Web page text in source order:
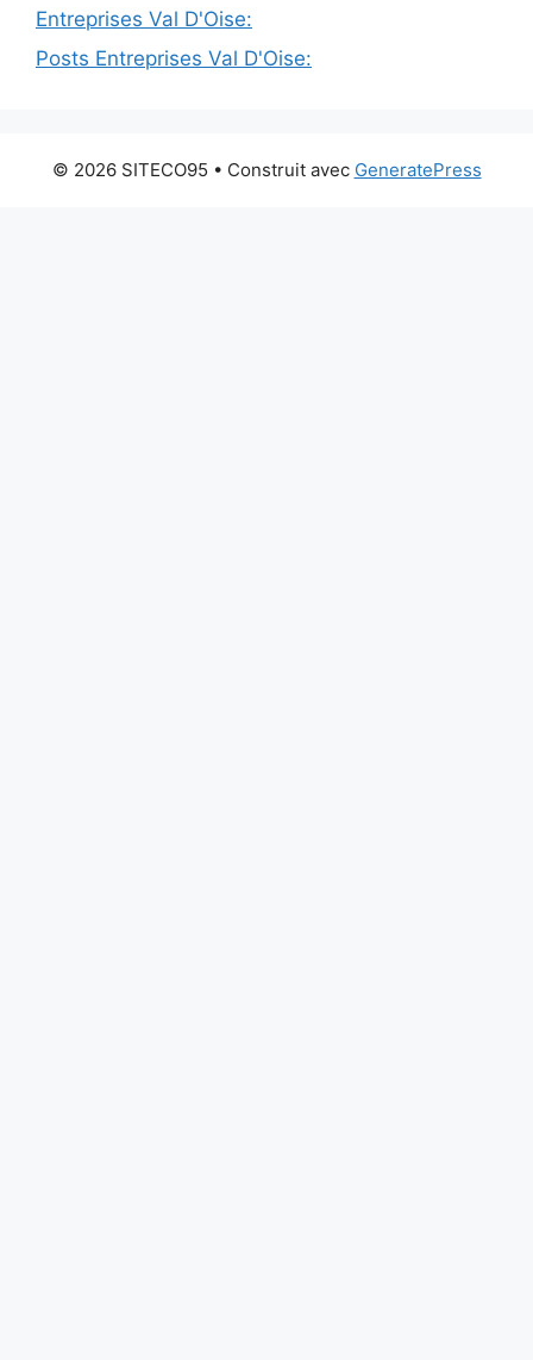
Entreprises Val D'Oise:
Posts Entreprises Val D'Oise:
© 2026 SITECO95 • Construit avec GeneratePress